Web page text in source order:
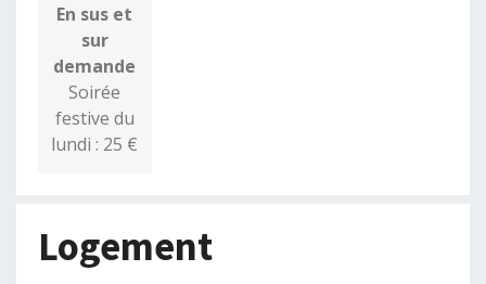
En sus et
sur
demande
Soirée
festive du
lundi : 25 €
Logement